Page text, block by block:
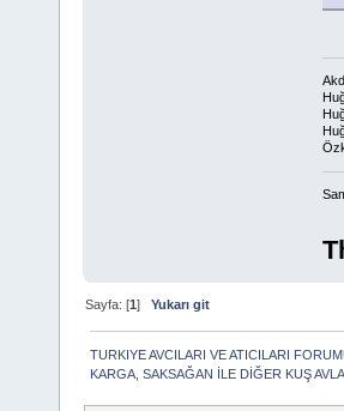
Sayfa: [1]Yukarı git
TURKIYE AVCILARI VE ATICILARI
KARGA, SAKSAĞAN İLE DİĞER KUŞ